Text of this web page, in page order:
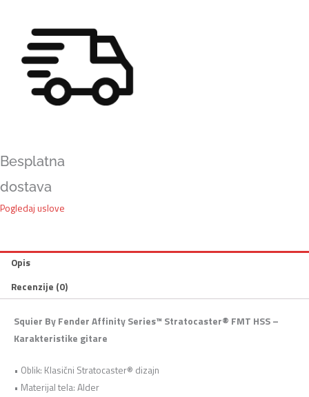
Besplatna
dostava
Pogledaj uslove
Opis
Recenzije (0)
Squier By Fender Affinity Series™ Stratocaster® FMT HSS –
Karakteristike gitare
• Oblik: Klasični Stratocaster® dizajn
• Materijal tela: Alder